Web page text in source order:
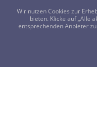
Wir nutzen Cookies zur
bieten. Klicke auf „Alle
entsprechenden Anbieter